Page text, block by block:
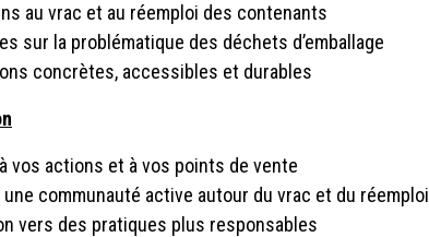
au vrac et au réemploi des contenants
sur la problématique des déchets d’emballage
concrètes, accessibles et durables
vos actions et à vos points de vente
communauté active autour du vrac et du réemploi
vers des pratiques plus responsables